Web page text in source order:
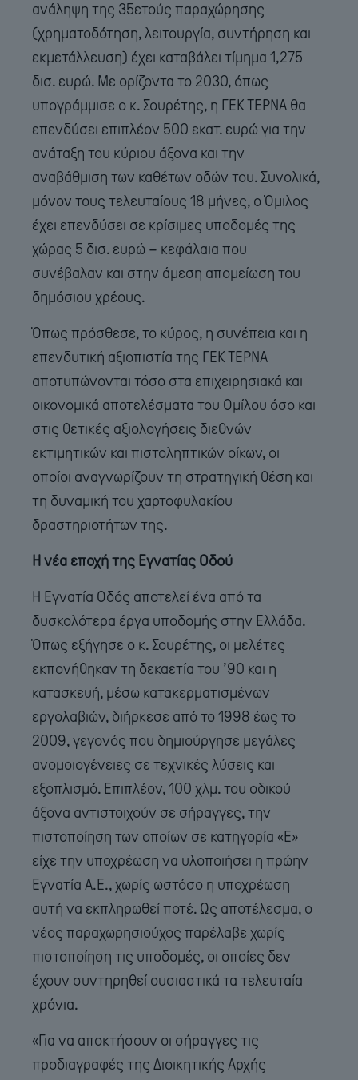
ανάληψη της 35ετούς παραχώρησης
(χρηματοδότηση, λειτουργία, συντήρηση και
εκμετάλλευση) έχει καταβάλει τίμημα 1,275
δισ. ευρώ. Με ορίζοντα το 2030, όπως
υπογράμμισε ο κ. Σουρέτης, η ΓΕΚ ΤΕΡΝΑ θα
επενδύσει επιπλέον 500 εκατ. ευρώ για την
ανάταξη του κύριου άξονα και την
αναβάθμιση των καθέτων οδών του. Συνολικά,
μόνον τους τελευταίους 18 μήνες, ο Όμιλος
έχει επενδύσει σε κρίσιμες υποδομές της
χώρας 5 δισ. ευρώ – κεφάλαια που
συνέβαλαν και στην άμεση απομείωση του
δημόσιου χρέους.
Όπως πρόσθεσε, το κύρος, η συνέπεια και η
επενδυτική αξιοπιστία της ΓΕΚ ΤΕΡΝΑ
αποτυπώνονται τόσο στα επιχειρησιακά και
οικονομικά αποτελέσματα του Ομίλου όσο και
στις θετικές αξιολογήσεις διεθνών
εκτιμητικών και πιστοληπτικών οίκων, οι
οποίοι αναγνωρίζουν τη στρατηγική θέση και
τη δυναμική του χαρτοφυλακίου
δραστηριοτήτων της.
Η νέα εποχή της Εγνατίας Οδού
Η Εγνατία Οδός αποτελεί ένα από τα
δυσκολότερα έργα υποδομής στην Ελλάδα.
Όπως εξήγησε ο κ. Σουρέτης, οι μελέτες
εκπονήθηκαν τη δεκαετία του ’90 και η
κατασκευή, μέσω κατακερματισμένων
εργολαβιών, διήρκεσε από το 1998 έως το
2009, γεγονός που δημιούργησε μεγάλες
ανομοιογένειες σε τεχνικές λύσεις και
εξοπλισμό. Επιπλέον, 100 χλμ. του οδικού
άξονα αντιστοιχούν σε σήραγγες, την
πιστοποίηση των οποίων σε κατηγορία «Ε»
είχε την υποχρέωση να υλοποιήσει η πρώην
Εγνατία Α.Ε., χωρίς ωστόσο η υποχρέωση
αυτή να εκπληρωθεί ποτέ. Ως αποτέλεσμα, ο
νέος παραχωρησιούχος παρέλαβε χωρίς
πιστοποίηση τις υποδομές, οι οποίες δεν
έχουν συντηρηθεί ουσιαστικά τα τελευταία
χρόνια.
«Για να αποκτήσουν οι σήραγγες τις
προδιαγραφές της Διοικητικής Αρχής